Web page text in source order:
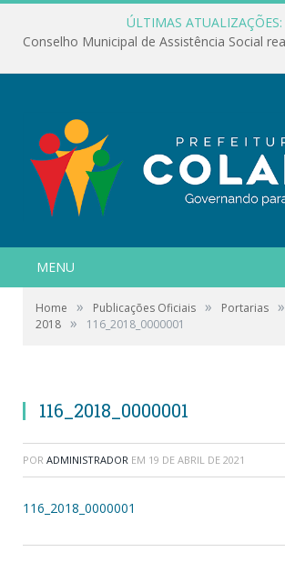
ÚLTIMAS ATUALIZAÇÕES:
MENU
Home » Publicações Oficiais » Portarias »
2018 » 116_2018_0000001
116_2018_0000001
POR ADMINISTRADOR EM 19 DE ABRIL DE 2021
116_2018_0000001